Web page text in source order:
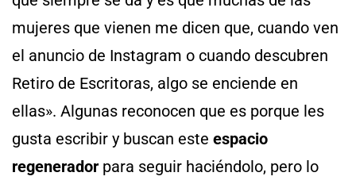
mujeres que vienen me dicen que, cuando ven
el anuncio de Instagram o cuando descubren
Retiro de Escritoras, algo se enciende en
ellas». Algunas reconocen que es porque les
gusta escribir y buscan este espacio
regenerador para seguir haciéndolo, pero lo